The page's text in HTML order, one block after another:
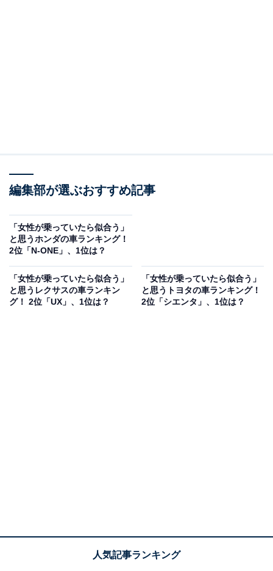
回答者からは「アウトドア好きな女性が乗っていそうに
界が広く運転しやすい」（60代女性／静岡県）、「自分
が乗っているから…笑。少し大きいけど、犬みたいな顔
色もすてきだなと思います」（30代女性／沖縄県）など
のコメントが寄せられていました。
1位は「ステラ」でした。軽自動車ながら、優れた操作
編集部が選ぶおすすめ記事
「女性が乗っていたら似合う」
と思うホンダの車ランキング！
2位「N-ONE」、1位は？
「女性が乗っていたら似合う」
と思うレクサスの車ランキン
グ！ 2位「UX」、1位は？
「女性が乗っていたら似合う」
と思うトヨタの車ランキング！
2位「シエンタ」、1位は？